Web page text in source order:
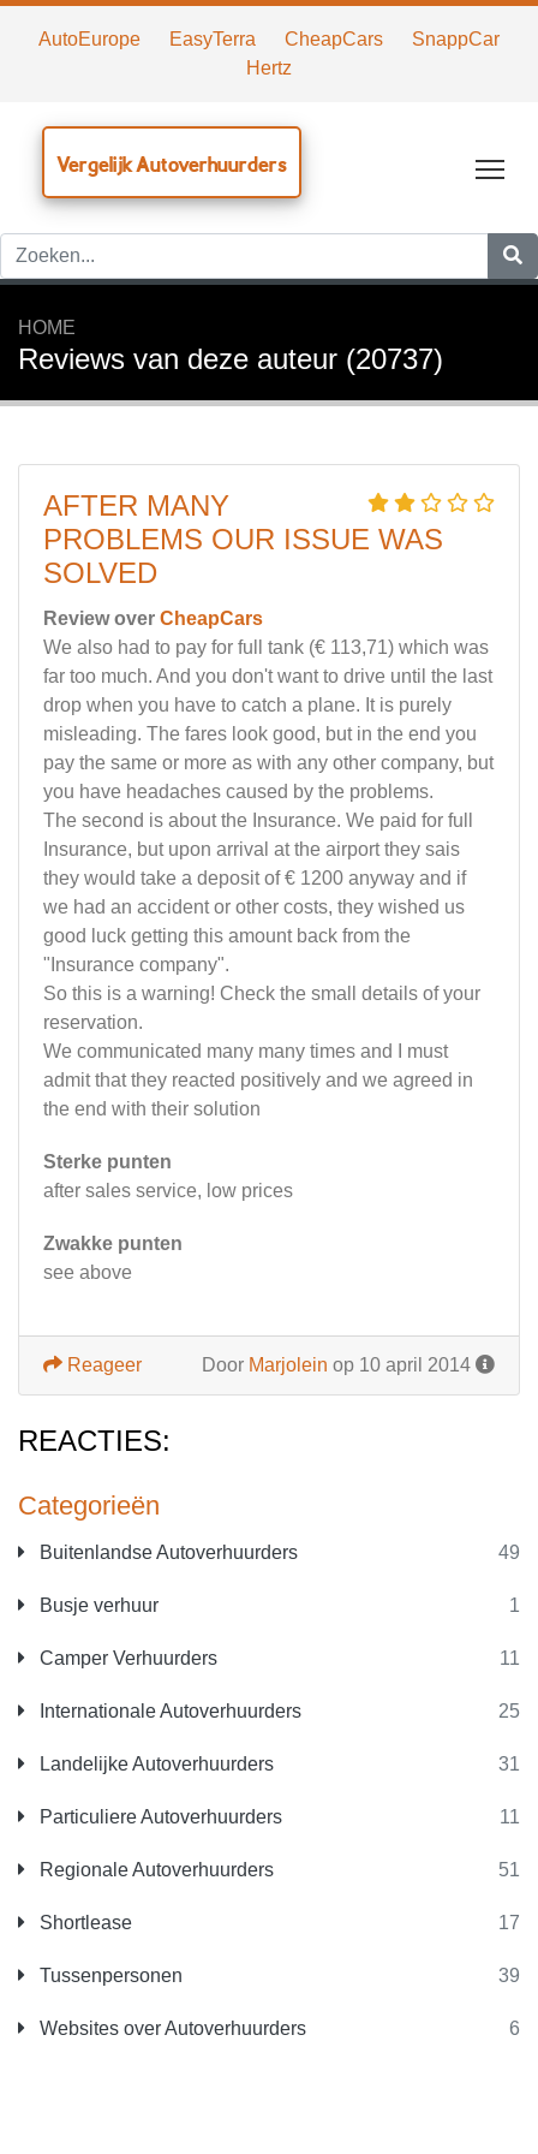
AutoEurope EasyTerra CheapCars
SnappCar
Hertz
Vergelijk Autoverhuurders
HOME
Reviews van deze auteur (20737)
Categorieën
Buitenlandse Autoverhuurders 49
Busje verhuur 1
Camper Verhuurders 11
Internationale Autoverhuurders 25
Landelijke Autoverhuurders 31
Particuliere Autoverhuurders 11
Regionale Autoverhuurders 51
Shortlease 17
Tussenpersonen 39
Websites over Autoverhuurders 6
AFTER MANY
PROBLEMS OUR ISSUE WAS
SOLVED
Review over CheapCars
We also had to pay for full tank (€ 113,71) which was
far too much. And you don't want to drive until the last
drop when you have to catch a plane. It is purely
misleading. The fares look good, but in the end you
pay the same or more as with any other company, but
you have headaches caused by the problems.
The second is about the Insurance. We paid for full
Insurance, but upon arrival at the airport they sais
they would take a deposit of € 1200 anyway and if
we had an accident or other costs, they wished us
good luck getting this amount back from the
"Insurance company".
So this is a warning! Check the small details of your
reservation.
We communicated many many times and I must
admit that they reacted positively and we agreed in
the end with their solution
Sterke punten
after sales service, low prices
Zwakke punten
see above
Door Marjolein op 10 april 2014
Reageer
REACTIES: